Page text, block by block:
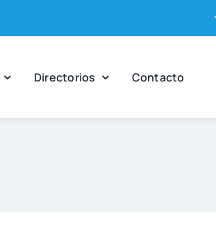
Direc­to­rios Con­tac­to